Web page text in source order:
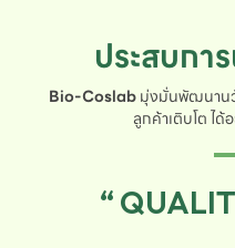
ประสบกา
Bio-Coslabมุ่งมั่นพัฒนาน
ลูกค้าเติบโต ไ
“